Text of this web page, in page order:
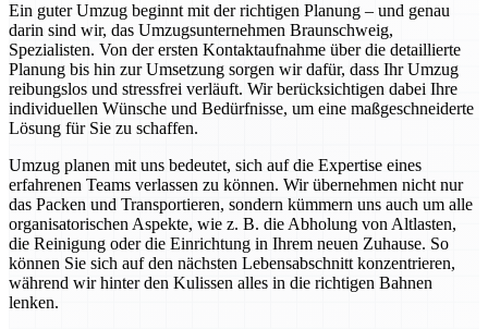
Ein guter Umzug beginnt mit der richtigen Planung – und genau
darin sind wir, das Umzugsunternehmen Braunschweig,
Spezialisten. Von der ersten Kontaktaufnahme über die detaillierte
Planung bis hin zur Umsetzung sorgen wir dafür, dass Ihr Umzug
reibungslos und stressfrei verläuft. Wir berücksichtigen dabei Ihre
individuellen Wünsche und Bedürfnisse, um eine maßgeschneiderte
Lösung für Sie zu schaffen.
Umzug planen mit uns bedeutet, sich auf die Expertise eines
erfahrenen Teams verlassen zu können. Wir übernehmen nicht nur
das Packen und Transportieren, sondern kümmern uns auch um alle
organisatorischen Aspekte, wie z. B. die Abholung von Altlasten,
die Reinigung oder die Einrichtung in Ihrem neuen Zuhause. So
können Sie sich auf den nächsten Lebensabschnitt konzentrieren,
während wir hinter den Kulissen alles in die richtigen Bahnen
lenken.